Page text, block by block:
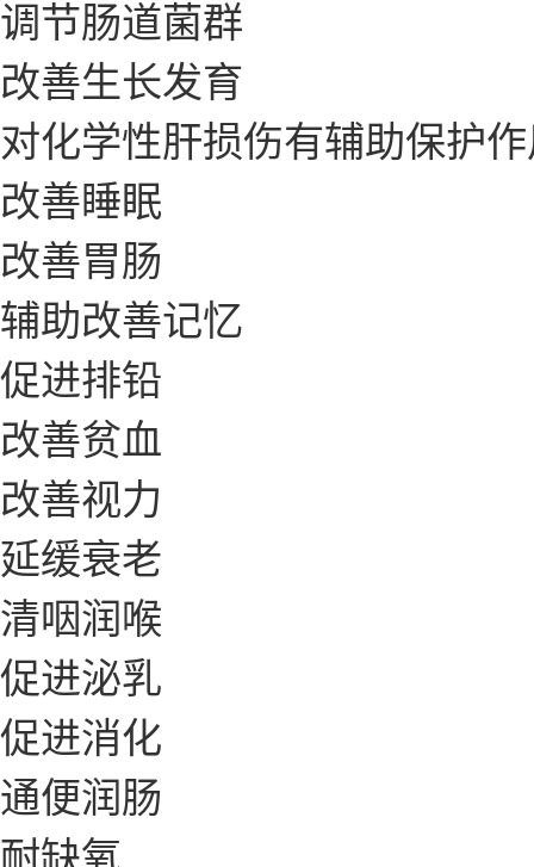
调节肠道菌群
改善生长发育
对化学性肝损伤有辅助保护
改善睡眠
改善胃肠
辅助改善记忆
促进排铅
改善贫血
改善视力
延缓衰老
清咽润喉
促进泌乳
促进消化
通便润肠
耐缺氧